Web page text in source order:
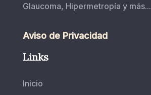
Glaucoma, Hipermetropía y más...
Aviso de Privacidad
Links
Inicio